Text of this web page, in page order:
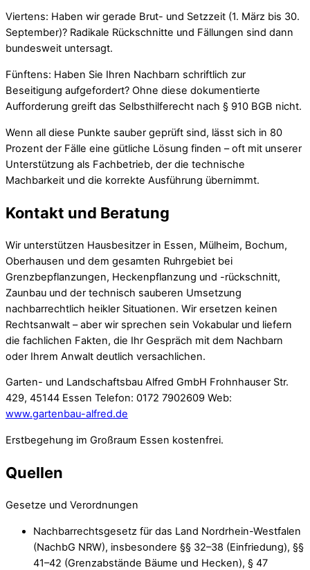
Viertens: Haben wir gerade Brut- und Setzzeit (1. März bis 30.
September)? Radikale Rückschnitte und Fällungen sind dann
bundesweit untersagt.
Fünftens: Haben Sie Ihren Nachbarn schriftlich zur
Beseitigung aufgefordert? Ohne diese dokumentierte
Aufforderung greift das Selbsthilferecht nach § 910 BGB nicht.
Wenn all diese Punkte sauber geprüft sind, lässt sich in 80
Prozent der Fälle eine gütliche Lösung finden – oft mit unserer
Unterstützung als Fachbetrieb, der die technische
Machbarkeit und die korrekte Ausführung übernimmt.
Kontakt und Beratung
Wir unterstützen Hausbesitzer in Essen, Mülheim, Bochum,
Oberhausen und dem gesamten Ruhrgebiet bei
Grenzbepflanzungen, Heckenpflanzung und -rückschnitt,
Zaunbau und der technisch sauberen Umsetzung
nachbarrechtlich heikler Situationen. Wir ersetzen keinen
Rechtsanwalt – aber wir sprechen sein Vokabular und liefern
die fachlichen Fakten, die Ihr Gespräch mit dem Nachbarn
oder Ihrem Anwalt deutlich versachlichen.
Garten- und Landschaftsbau Alfred GmbH Frohnhauser Str.
429, 45144 Essen Telefon: 0172 7902609 Web:
www.gartenbau-alfred.de
Erstbegehung im Großraum Essen kostenfrei.
Quellen
Gesetze und Verordnungen
Nachbarrechtsgesetz für das Land Nordrhein-Westfalen
(NachbG NRW), insbesondere §§ 32–38 (Einfriedung), §§
41–42 (Grenzabstände Bäume und Hecken), § 47